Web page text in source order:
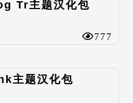
Tr主题汉化包
777
主题汉化包